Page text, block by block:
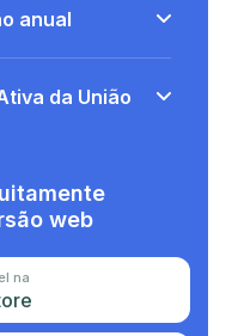
anual
da União
web
na